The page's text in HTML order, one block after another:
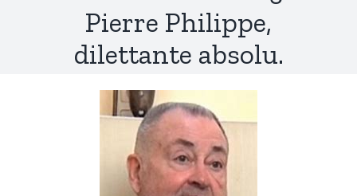
Pierre Philippe,
dilettante absolu.